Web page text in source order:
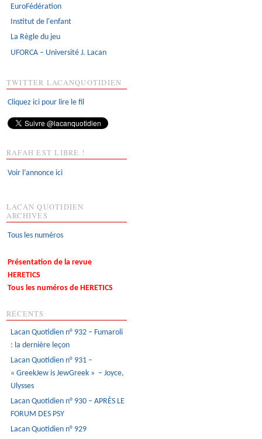
EuroFédération
Institut de l'enfant
La Règle du jeu
UFORCA – Université J. Lacan
TWITTER LACANQUOTIDIEN
Cliquez ici pour lire le fil
RAFAH EST LIBRE !
Voir l’annonce ici
LACAN QUOTIDIEN
ARCHIVES
Tous les numéros
Présentation de la revue
HERETICS
Tous les numéros de HERETICS
RÉCENTS
Lacan Quotidien n° 932 – Fumaroli
: la dernière leçon
Lacan Quotidien n° 931 –
« GreekJew is JewGreek » – Joyce,
Ulysses
Lacan Quotidien n° 930 – APRÈS LE
FORUM DES PSY
Lacan Quotidien n° 929